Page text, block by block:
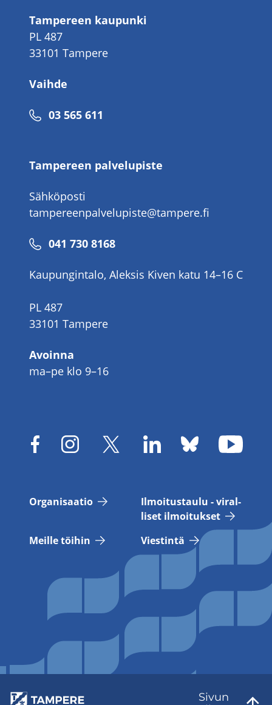
Tampereen kaupunki
PL 487
33101 Tampere
Vaihde
Puhelinnumero
03 565 611
Tampereen palvelupiste
Sähköposti
tampereenpalvelupiste@tampere.fi
Puhelinnumero
041 730 8168
Kaupungintalo, Aleksis Kiven katu 14–16 C
PL 487
33101 Tampere
Avoinna
ma–pe klo 9–16
Or­ga­ni­saa­tio
Il­moi­tus­tau­lu - vi­ral­
li­set il­moi­tuk­set
Meil­le töi­hin
Vies­tin­tä
Sivun